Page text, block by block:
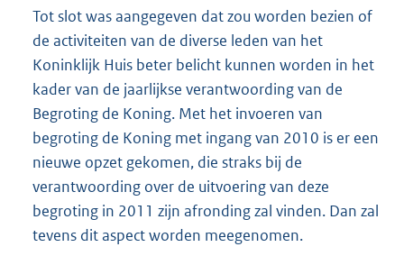
Tot slot was aangegeven dat zou worden bezien of
de activiteiten van de diverse leden van het
Koninklijk Huis beter belicht kunnen worden in het
kader van de jaarlijkse verantwoording van de
Begroting de Koning. Met het invoeren van
begroting de Koning met ingang van 2010 is er een
nieuwe opzet gekomen, die straks bij de
verantwoording over de uitvoering van deze
begroting in 2011 zijn afronding zal vinden. Dan zal
tevens dit aspect worden meegenomen.